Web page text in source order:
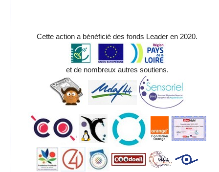
Cette action a bénéficié des fonds Leader en 2020.
et de nombreux autres soutiens.